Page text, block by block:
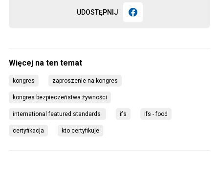
UDOSTĘPNIJ
kongres zaproszenie na kongres
kongres bezpieczeństwa żywności
international featured standards ifs ifs - food
certyfikacja kto certyfikuje